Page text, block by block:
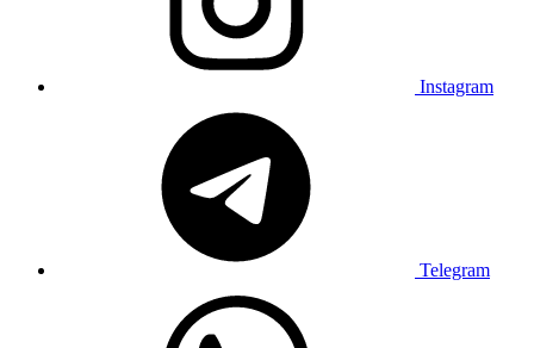
Instagram
Telegram